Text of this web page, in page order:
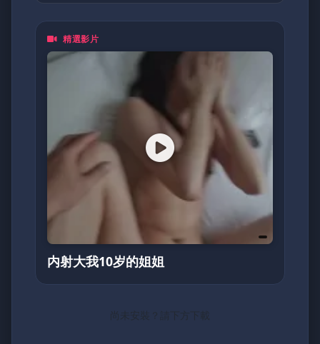
精選影片
内射大我10岁的姐姐
尚未安裝？請下方下載